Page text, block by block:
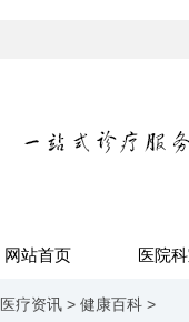
网站首页 医院
医疗资讯 > 健康百科 >